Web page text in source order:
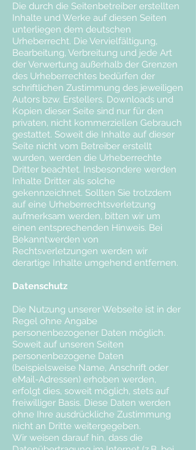
Die durch die Seitenbetreiber erstellten
Inhalte und Werke auf diesen Seiten
unterliegen dem deutschen
Urheberrecht. Die Vervielfältigung,
Bearbeitung, Verbreitung und jede Art
der Verwertung außerhalb der Grenzen
des Urheberrechtes bedürfen der
schriftlichen Zustimmung des jeweiligen
Autors bzw. Erstellers. Downloads und
Kopien dieser Seite sind nur für den
privaten, nicht kommerziellen Gebrauch
gestattet. Soweit die Inhalte auf dieser
Seite nicht vom Betreiber erstellt
wurden, werden die Urheberrechte
Dritter beachtet. Insbesondere werden
Inhalte Dritter als solche
gekennzeichnet. Sollten Sie trotzdem
auf eine Urheberrechtsverletzung
aufmerksam werden, bitten wir um
einen entsprechenden Hinweis. Bei
Bekanntwerden von
Rechtsverletzungen werden wir
derartige Inhalte umgehend entfernen.
Datenschutz
Die Nutzung unserer Webseite ist in der
Regel ohne Angabe
personenbezogener Daten möglich.
Soweit auf unseren Seiten
personenbezogene Daten
(beispielsweise Name, Anschrift oder
eMail-Adressen) erhoben werden,
erfolgt dies, soweit möglich, stets auf
freiwilliger Basis. Diese Daten werden
ohne Ihre ausdrückliche Zustimmung
nicht an Dritte weitergegeben.
Wir weisen darauf hin, dass die